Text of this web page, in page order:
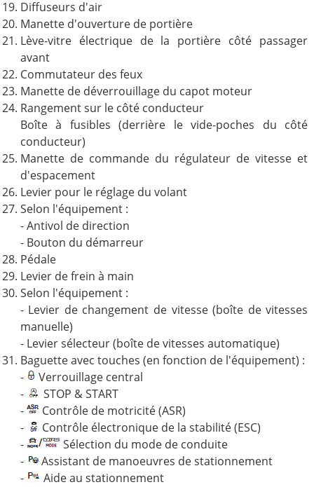
Diffuseurs d'air
Manette d'ouverture de portière
Lève-vitre électrique de la portière côté passager
avant
Commutateur des feux
Manette de déverrouillage du capot moteur
Rangement sur le côté conducteur
Boîte à fusibles (derrière le vide-poches du côté
conducteur)
Manette de commande du régulateur de vitesse et
d'espacement
Levier pour le réglage du volant
Selon l'équipement :
- Antivol de direction
- Bouton du démarreur
Pédale
Levier de frein à main
Selon l'équipement :
- Levier de changement de vitesse (boîte de vitesses
manuelle)
- Levier sélecteur (boîte de vitesses automatique)
Baguette avec touches (en fonction de l'équipement) :
-
Verrouillage central
-
STOP & START
-
Contrôle de motricité (ASR)
-
Contrôle électronique de la stabilité (ESC)
-
Sélection du mode de conduite
-
Assistant de manoeuvres de stationnement
-
Aide au stationnement